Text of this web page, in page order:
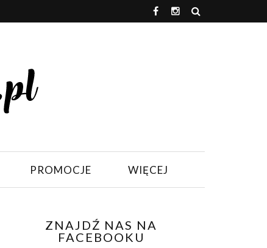
PROMOCJE WIĘCEJ
ZNAJDŹ NAS NA
FACEBOOKU